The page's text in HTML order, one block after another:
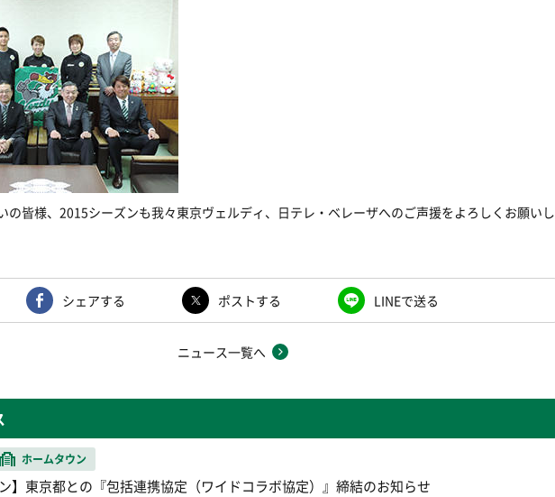
の皆様、2015シーズンも我々東京ヴェルディ、日テレ・ベレーザへのご声援をよろしくお願いし
シェアする ポストする LINEで送る
ニュース一覧へ
ホームタウン
ン】東京都との『包括連携協定（ワイドコラボ協定）』締結のお知らせ